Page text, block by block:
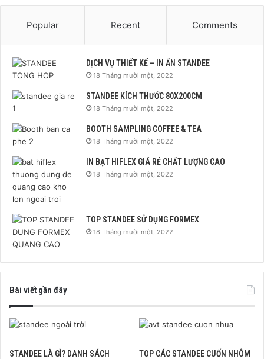
Popular Recent Comments
DỊCH VỤ THIẾT KẾ – IN ẤN STANDEE
18 Tháng mười một, 2022
STANDEE KÍCH THƯỚC 80X200CM
18 Tháng mười một, 2022
BOOTH SAMPLING COFFEE & TEA
18 Tháng mười một, 2022
IN BẠT HIFLEX GIÁ RẺ CHẤT LƯỢNG CAO
18 Tháng mười một, 2022
TOP STANDEE SỬ DỤNG FORMEX
18 Tháng mười một, 2022
Bài viết gần đây
STANDEE LÀ GÌ? DANH SÁCH
TOP CÁC STANDEE CUỐN NHÔM